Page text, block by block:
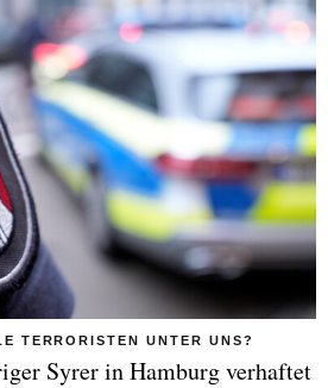
TERRORISTEN UNTER UNS?
Syrer in Hamburg verhaftet